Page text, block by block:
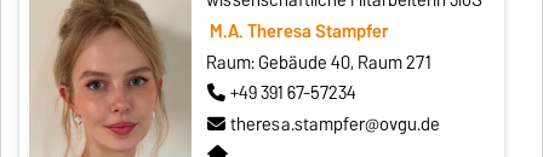
M.A. Theresa Stampfer
Raum: Gebäude 40, Raum 271
+49 391 67-57234
theresa.stampfer@ovgu.de